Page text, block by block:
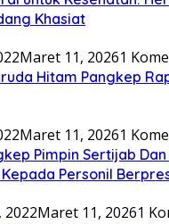
Khasiat
Maret 11, 20261
Hitam Pangkep
Maret 11, 20261
Pimpin Sertijab
Personil
2022Maret 11, 20261